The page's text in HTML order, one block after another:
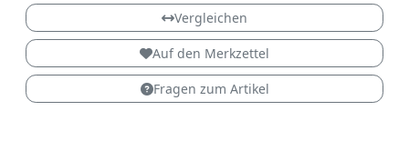
Vergleichen
Auf den Merkzettel
Fragen zum Artikel